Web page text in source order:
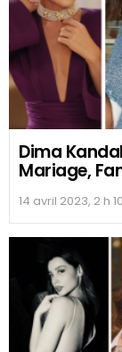
Dima
Mariage,
14 avril 2023, 2 h